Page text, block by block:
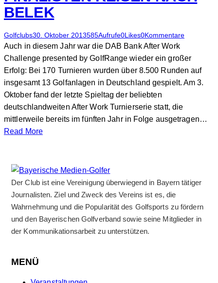
BELEK
Golfclubs30. Oktober 2013585Aufrufe0Likes0Kommentare
Auch in diesem Jahr war die DAB Bank After Work
Challenge presented by GolfRange wieder ein großer
Erfolg: Bei 170 Turnieren wurden über 8.500 Runden auf
insgesamt 13 Golfanlagen in Deutschland gespielt. Am 3.
Oktober fand der letzte Spieltag der beliebten
deutschlandweiten After Work Turnierserie statt, die
mittlerweile bereits im fünften Jahr in Folge ausgetragen…
Read More
Der Club ist eine Vereinigung überwiegend in Bayern tätiger
Journalisten. Ziel und Zweck des Vereins ist es, die
Wahrnehmung und die Popularität des Golfsports zu fördern
und den Bayerischen Golfverband sowie seine Mitglieder in
der Kommunikationsarbeit zu unterstützen.
MENÜ